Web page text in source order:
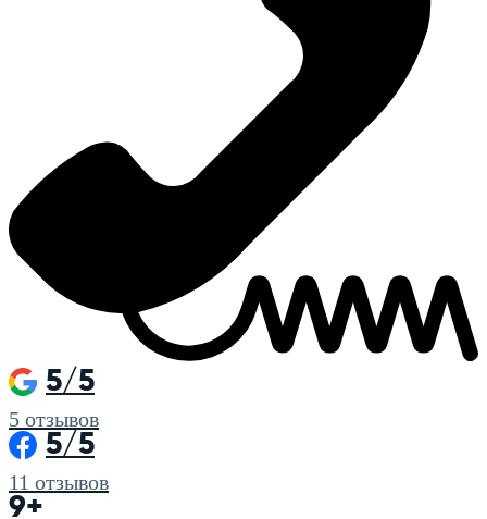
5/5
5 отзывов
5/5
11 отзывов
9+